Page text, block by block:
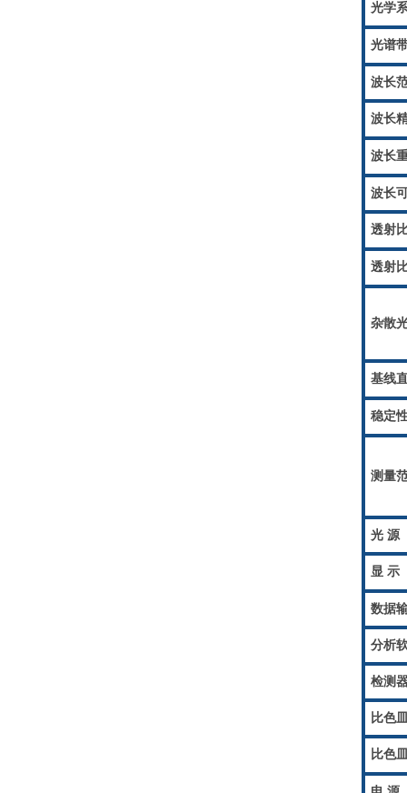
光学
光谱
波长
波长
波长
波长
透射
透射
杂散
基线
稳定
测量
光 源
显 示
数据
分析
检测
比色
比色